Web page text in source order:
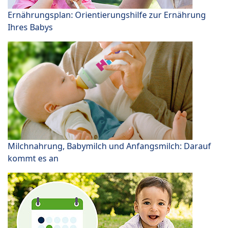
Ernährungsplan: Orientierungshilfe zur Ernährung
Ihres Babys
Milchnahrung, Babymilch und Anfangsmilch: Darauf
kommt es an